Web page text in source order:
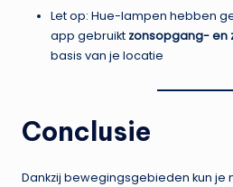
Let op: Hue-lampen hebben
app gebruikt zonsopgang- en
basis van je locatie
Conclusie
Dankzij bewegingsgebieden kun